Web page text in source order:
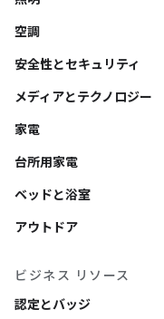
空調
安全性とセキュリティ
メディアとテクノロジー
家電
台所用家電
ベッドと浴室
アウトドア
ビジネス リソース
認定とバッジ